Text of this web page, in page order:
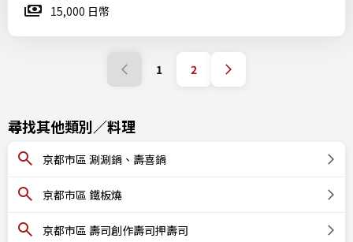
15,000 日幣
1 2
尋找其他類別／料理
京都市區 涮涮鍋、壽喜鍋
京都市區 鐵板燒
京都市區 壽司創作壽司押壽司